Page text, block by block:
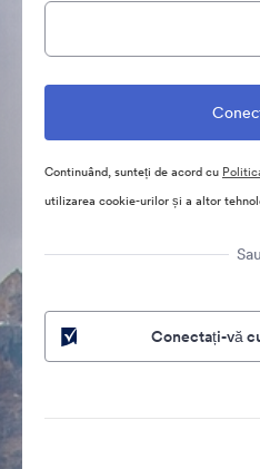
Continuând, sunteți de acord cu
utilizarea cookie-urilor și a altor
Sau
Conectați-vă